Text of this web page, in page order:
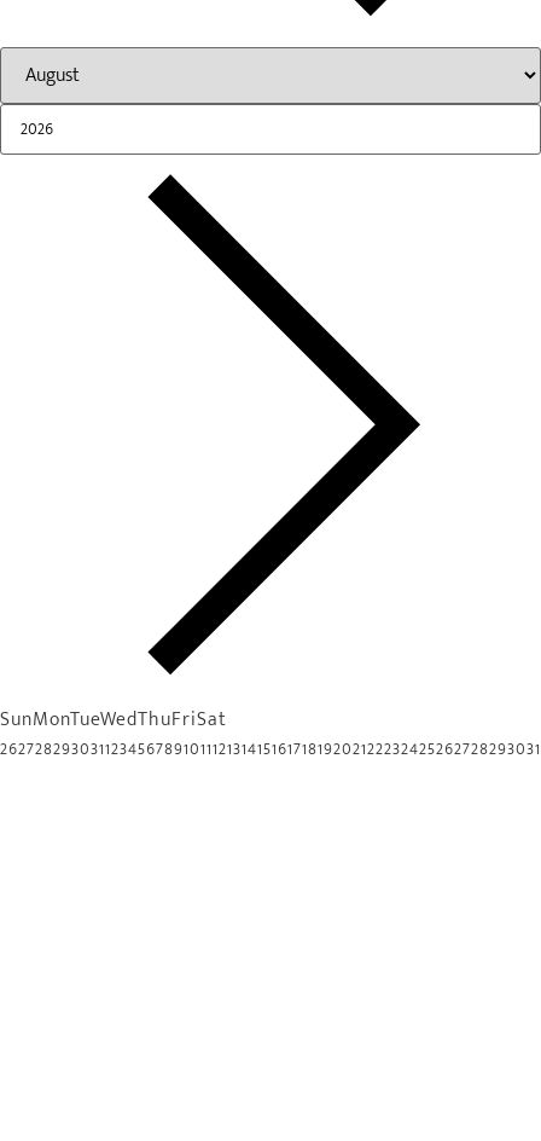
SunMonTueWedThuFriSat
26272829303112345678910111213141516171819202122232425262728293031